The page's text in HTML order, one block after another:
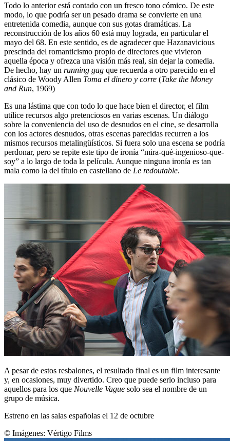
Todo lo anterior está contado con un fresco tono cómico. De este
modo, lo que podría ser un pesado drama se convierte en una
entretenida comedia, aunque con sus gotas dramáticas. La
reconstrucción de los años 60 está muy lograda, en particular el
mayo del 68. En este sentido, es de agradecer que Hazanavicious
prescinda del romanticismo propio de directores que vivieron
aquella época y ofrezca una visión más real, sin dejar la comedia.
De hecho, hay un running gag que recuerda a otro parecido en el
clásico de Woody Allen Toma el dinero y corre (Take the Money
and Run, 1969)
Es una lástima que con todo lo que hace bien el director, el film
utilice recursos algo pretenciosos en varias escenas. Un diálogo
sobre la conveniencia del uso de desnudos en el cine, se desarrolla
con los actores desnudos, otras escenas parecidas recurren a los
mismos recursos metalingüísticos. Si fuera solo una escena se podría
perdonar, pero se repite este tipo de ironía “mira-qué-ingenioso-que-
soy” a lo largo de toda la película. Aunque ninguna ironía es tan
mala como la del título en castellano de Le redoutable.
A pesar de estos resbalones, el resultado final es un film interesante
y, en ocasiones, muy divertido. Creo que puede serlo incluso para
aquellos para los que Nouvelle Vague solo sea el nombre de un
grupo de música.
Estreno en las salas españolas el 12 de octubre
© Imágenes: Vértigo Films